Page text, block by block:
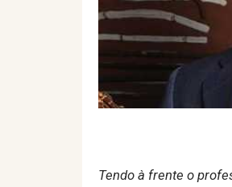
Tendo à frente o